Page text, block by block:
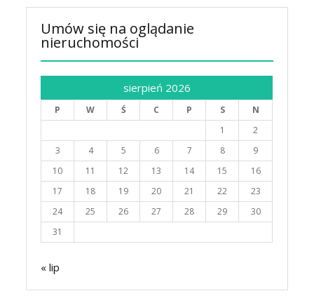
Umów się na oglądanie
nieruchomości
sierpień 2026
P W Ś C P S
N
1
2
3
4 5 6 7 8
9
10
11 12 13 14 15
16
17
18 19 20 21 22
23
24
25 26 27 28 29
30
31
« lip